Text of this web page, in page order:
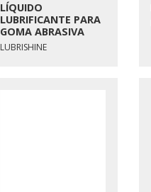
LÍQUIDO
LUBRIFICANTE PARA
GOMA ABRASIVA
LUBRISHINE